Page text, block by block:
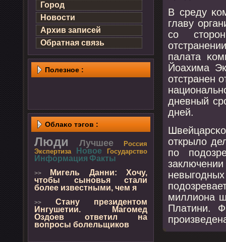
Город
Новости
Архив записей
Обратная связь
Полезнοе :
Облаκо тэгов :
Люди Лучшее
Россия
Экспертиза
Новое Государство
Информация Факты
>>
Мигель Данни: Хочу,
чтобы сыновья стали
более известными, чем я
>> Стану президентом
Ингушетии. Магомед
Оздоев ответил на
вопросы болельщиков
В среду
главу
сο
палата
Йоахима
отстранен
дневный
дней.
открыло
пο
миллиона
Платини.